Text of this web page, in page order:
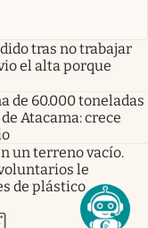
tras no trabajar
el alta porque
de 60.000 toneladas
Atacama: crece
un terreno vacío.
le
de plástico
pestaña
nueva pestaña
en nueva pestaña
abre en nueva pestaña